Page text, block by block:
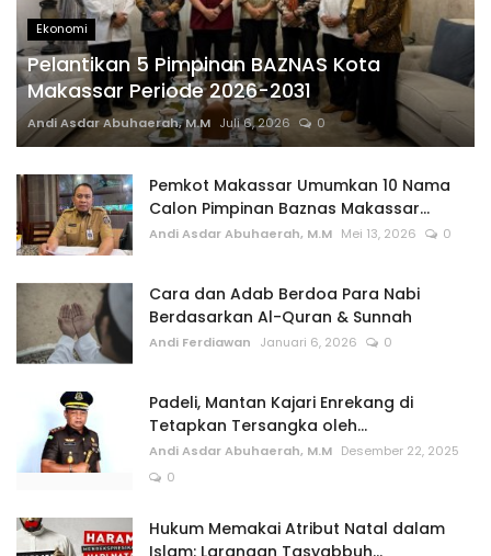
Ekonomi
Pelantikan 5 Pimpinan BAZNAS Kota
Makassar Periode 2026-2031
Andi Asdar Abuhaerah, M.M Juli 6, 2026 0
Pemkot Makassar Umumkan 10 Nama
Calon Pimpinan Baznas Makassar...
Andi Asdar Abuhaerah, M.M Mei 13, 2026 0
Cara dan Adab Berdoa Para Nabi
Berdasarkan Al-Quran & Sunnah
Andi Ferdiawan Januari 6, 2026 0
Padeli, Mantan Kajari Enrekang di
Tetapkan Tersangka oleh...
Andi Asdar Abuhaerah, M.M Desember 22, 2025
0
Hukum Memakai Atribut Natal dalam
Islam: Larangan Tasyabbuh...